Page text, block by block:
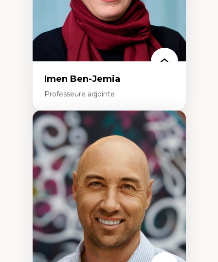
Imen Ben-Jemia
Professeure adjointe
Expertises
Discours sur la ville et représentations
Mosquées, formes et usages au Canada
Reconnaissance et représentations des
communautés immigrantes dans l'espace
urbain
Design architectural et urbain
Patrimoine et patrimonialisation
Études postcoloniales et décolonisation des
savoirs